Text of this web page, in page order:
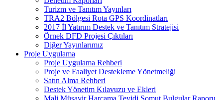
Turizm ve Tanıtım Yayınları
TRA2 Bölgesi Rota GPS Koordinatları
2017 İl Yatırım Destek ve Tanıtım Stratejisi
Örnek DFD Projesi Çıktıları
Diğer Yayınlarımız
Proje Uygulama
Proje Uygulama Rehberi
Proje ve Faaliyet Destekleme Yönetmeliği
Satın Alma Rehberi
Destek Yönetim Kılavuzu ve Ekleri
Mali Müşavir Harcama Teyidi Somut Bulgular Raporu